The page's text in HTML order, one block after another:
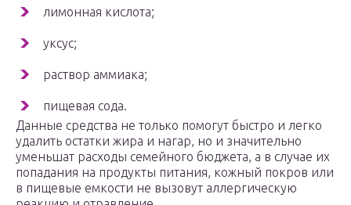
лимонная кислота;
уксус;
раствор аммиака;
пищевая сода.
Данные средства не только помогут быстро и легко
удалить остатки жира и нагар, но и значительно
уменьшат расходы семейного бюджета, а в случае их
попадания на продукты питания, кожный покров или
в пищевые емкости не вызовут аллергическую